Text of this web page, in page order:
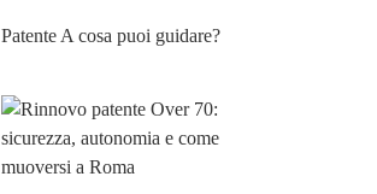
Patente A cosa puoi guidare?